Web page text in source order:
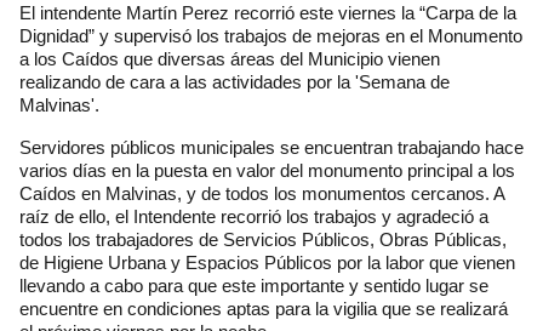
El intendente Martín Perez recorrió este viernes la “Carpa de la
Dignidad” y supervisó los trabajos de mejoras en el Monumento
a los Caídos que diversas áreas del Municipio vienen
realizando de cara a las actividades por la 'Semana de
Malvinas'.
Servidores públicos municipales se encuentran trabajando hace
varios días en la puesta en valor del monumento principal a los
Caídos en Malvinas, y de todos los monumentos cercanos. A
raíz de ello, el Intendente recorrió los trabajos y agradeció a
todos los trabajadores de Servicios Públicos, Obras Públicas,
de Higiene Urbana y Espacios Públicos por la labor que vienen
llevando a cabo para que este importante y sentido lugar se
encuentre en condiciones aptas para la vigilia que se realizará